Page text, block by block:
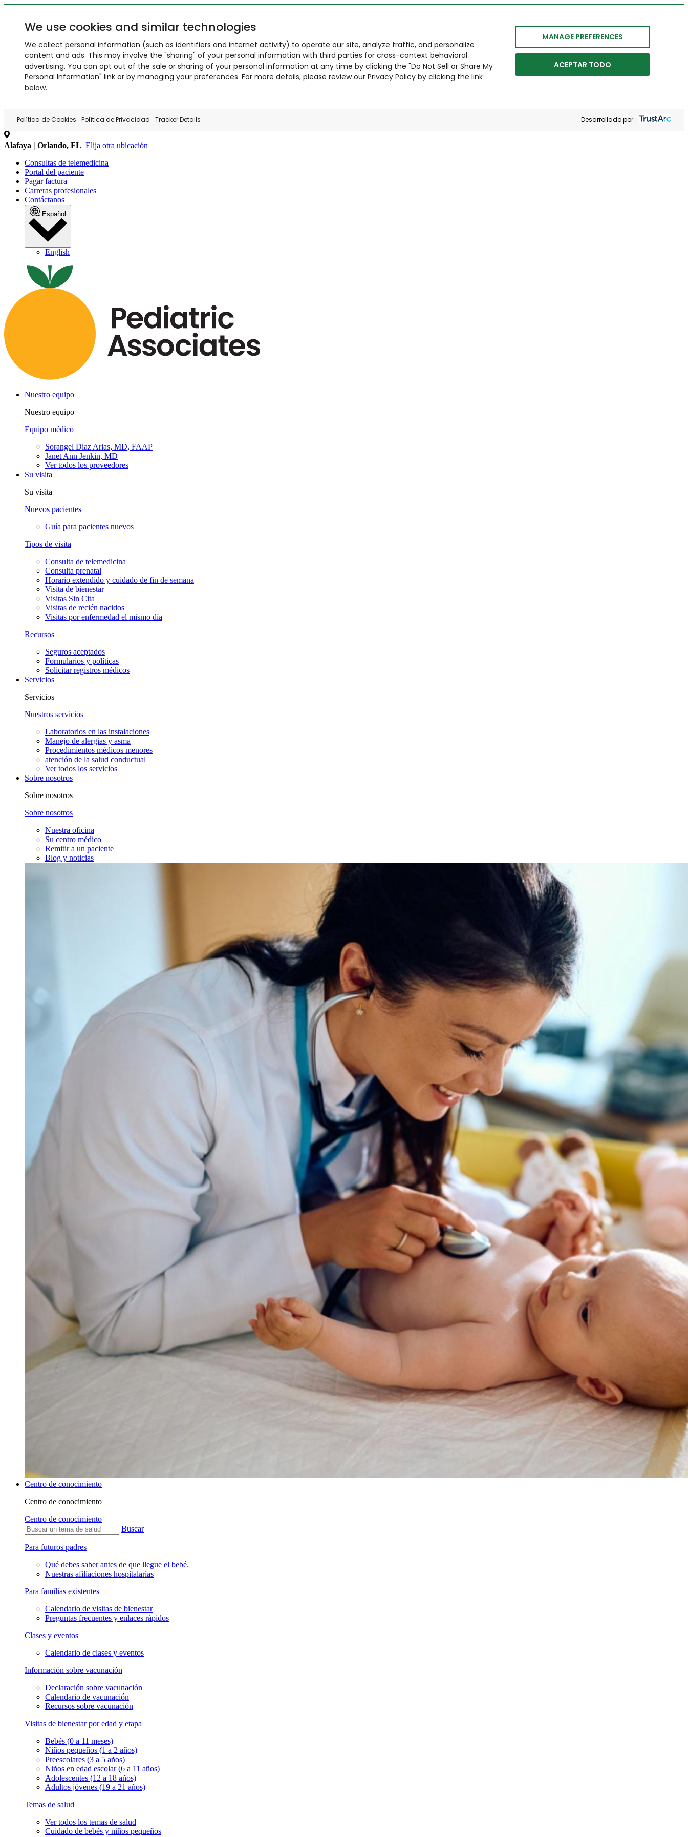
We use cookies and similar technologies
We collect personal information (such as identifiers and internet activity) to operate our site, analyze traffic, and personalize
content and ads. This may involve the "sharing" of your personal information with third parties for cross-context behavioral
advertising. You can opt out of the sale or sharing of your personal information at any time by clicking the "Do Not Sell or Share My
Personal Information" link or by managing your preferences. For more details, please review our Privacy Policy by clicking the link
below.
MANAGE PREFERENCES
ACEPTAR TODO
Política de Cookies Política de Privacidad Tracker Details Desarrollado por:
Alafaya | Orlando, FL Elija otra ubicación
Consultas de telemedicina
Portal del paciente
Pagar factura
Carreras profesionales
Contáctanos
Español
English
Nuestro equipo
Nuestro equipo
Equipo médico
Sorangel Diaz Arias, MD, FAAP
Janet Ann Jenkin, MD
Ver todos los proveedores
Su visita
Su visita
Nuevos pacientes
Guía para pacientes nuevos
Tipos de visita
Consulta de telemedicina
Consulta prenatal
Horario extendido y cuidado de fin de semana
Visita de bienestar
Visitas Sin Cita
Visitas de recién nacidos
Visitas por enfermedad el mismo día
Recursos
Seguros aceptados
Formularios y políticas
Solicitar registros médicos
Servicios
Servicios
Nuestros servicios
Laboratorios en las instalaciones
Manejo de alergias y asma
Procedimientos médicos menores
atención de la salud conductual
Ver todos los servicios
Sobre nosotros
Sobre nosotros
Sobre nosotros
Nuestra oficina
Su centro médico
Remitir a un paciente
Blog y noticias
Centro de conocimiento
Centro de conocimiento
Centro de conocimiento
Buscar
Para futuros padres
Qué debes saber antes de que llegue el bebé.
Nuestras afiliaciones hospitalarias
Para familias existentes
Calendario de visitas de bienestar
Preguntas frecuentes y enlaces rápidos
Clases y eventos
Calendario de clases y eventos
Información sobre vacunación
Declaración sobre vacunación
Calendario de vacunación
Recursos sobre vacunación
Visitas de bienestar por edad y etapa
Bebés (0 a 11 meses)
Niños pequeños (1 a 2 años)
Preescolares (3 a 5 años)
Niños en edad escolar (6 a 11 años)
Adolescentes (12 a 18 años)
Adultos jóvenes (19 a 21 años)
Temas de salud
Ver todos los temas de salud
Cuidado de bebés y niños pequeños